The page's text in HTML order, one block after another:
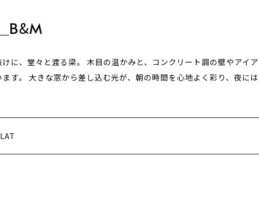
B&M
に、 堂々と渡る梁。 木目の温かみと、 コンクリート調の壁やアイ
す。
大きな窓から差し込む光が、 朝の時間を心地よく彩り、 夜に